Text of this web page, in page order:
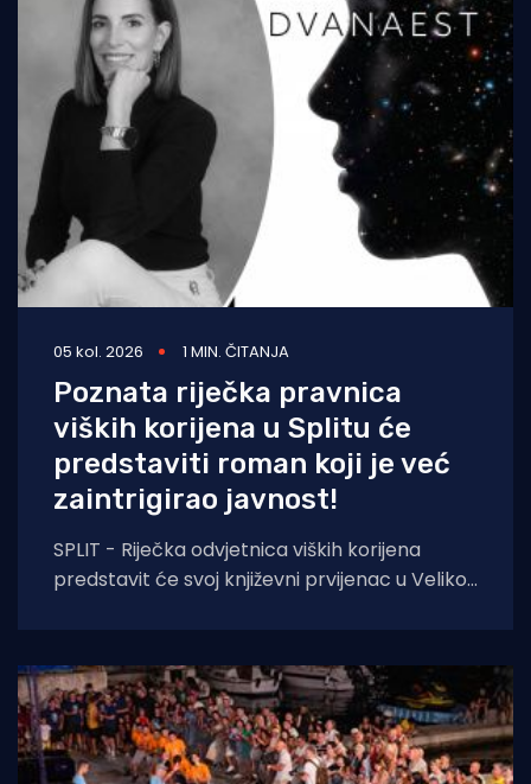
05 kol. 2026 1 MIN. ČITANJA
Poznata riječka pravnica
viških korijena u Splitu će
predstaviti roman koji je već
zaintrigirao javnost!
SPLIT - Riječka odvjetnica viških korijena
predstavit će svoj književni prvijenac u Velikoj